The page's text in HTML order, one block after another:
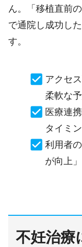
ん。「移植直前
で通院し成功し
す。
アクセ
柔軟な予
医療連
タイミ
利用者
が向上
不妊治療